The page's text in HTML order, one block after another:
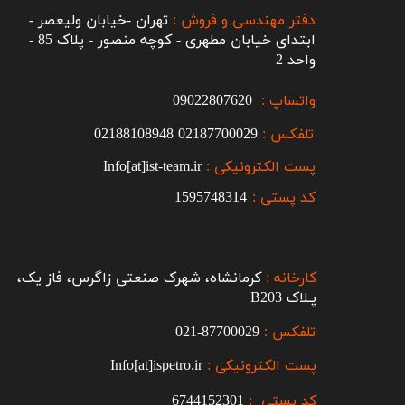
تلفکس : 02187700029
02188108948
پست الکترونیکی :Info[at]ist-team.ir
واتساپ :
دفتر مهندسی و فروش : تهران -خیابان ولیعصر -
ابتدای خیابان مطهری - کوچه منصور - پلاک 85 -
واحد 2
کارخانه : کرمانشاه، شهرک صنعتی زاگرس، فاز یک،
پـلاک B203​​​​​​​
کد پستی : 1595748314
پست الکترونیکی :Info[at]ispetro.ir
تلفکس : 87700029-021​​​​​​​
6744152301